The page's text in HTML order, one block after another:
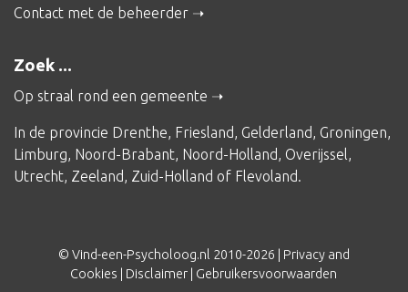
Contact met de beheerder
Zoek ...
Op straal rond een gemeente
In de provincie Drenthe, Friesland, Gelderland, Groningen,
Limburg, Noord-Brabant, Noord-Holland, Overijssel,
Utrecht, Zeeland, Zuid-Holland of Flevoland.
© Vind-een-Psycholoog.nl 2010-2026 | Privacy and
Cookies
Disclaimer Gebruikersvoorwaarden